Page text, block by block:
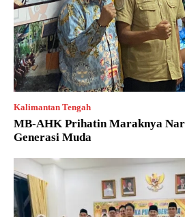
Kalimantan Tengah
MB-AHK Prihatin Maraknya
Generasi Muda